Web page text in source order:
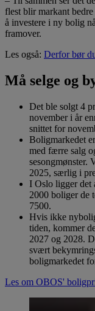
flest blir markant
å investere i ny bolig
framover.
Les også: Derfor bør
Må selge og
Det ble solgt 4
november i år
snittet for
Boligmarkedet
med færre salg
sesongmønster.
2025, særlig i
I Oslo ligger det
2000 boliger de
7500.
Hvis ikke
tiden, kommer
2027 og 2028.
svært
boligmarkedet
Les om OBOS'